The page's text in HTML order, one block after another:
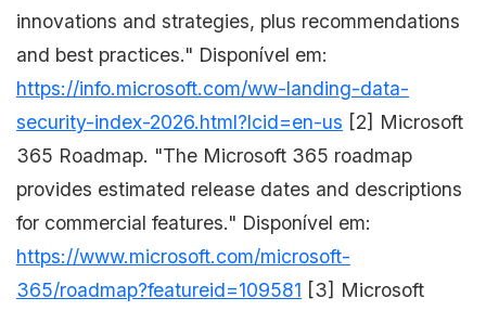
innovations and strategies, plus recommendations
and best practices." Disponível em:
https://info.microsoft.com/ww-landing-data-
security-index-2026.html?lcid=en-us [2] Microsoft
365 Roadmap. "The Microsoft 365 roadmap
provides estimated release dates and descriptions
for commercial features." Disponível em:
https://www.microsoft.com/microsoft-
365/roadmap?featureid=109581 [3] Microsoft